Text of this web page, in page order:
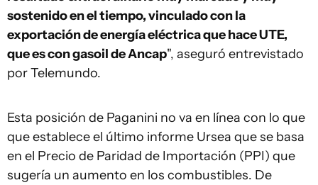
sostenido en el tiempo, vinculado con la
exportación de energía eléctrica que hace UTE,
que es con gasoil de Ancap", aseguró entrevistado
por Telemundo.
Esta posición de Paganini no va en línea con lo que
que establece el último informe Ursea que se basa
en el Precio de Paridad de Importación (PPI) que
sugería un aumento en los combustibles. De